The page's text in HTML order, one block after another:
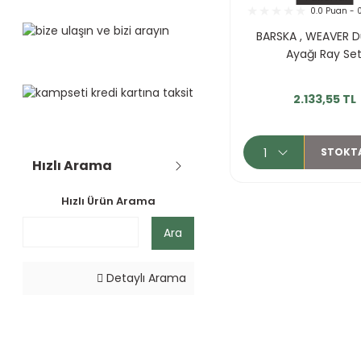
DiscoveryOpt (1)
Sig Sauer (1)
(13)
Hızlı Arama
Hızlı Ürün Arama
Ara
Detaylı Arama
0.0 Puan -
BARSKA , WEAVER
Ayağı Ray
2.133,55 TL